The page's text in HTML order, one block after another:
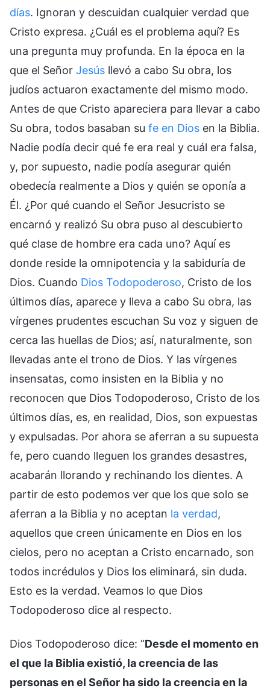
días. Ignoran y descuidan cualquier verdad que
Cristo expresa. ¿Cuál es el problema aquí? Es
una pregunta muy profunda. En la época en la
que el Señor Jesús llevó a cabo Su obra, los
judíos actuaron exactamente del mismo modo.
Antes de que Cristo apareciera para llevar a cabo
Su obra, todos basaban su fe en Dios en la Biblia.
Nadie podía decir qué fe era real y cuál era falsa,
y, por supuesto, nadie podía asegurar quién
obedecía realmente a Dios y quién se oponía a
Él. ¿Por qué cuando el Señor Jesucristo se
encarnó y realizó Su obra puso al descubierto
qué clase de hombre era cada uno? Aquí es
donde reside la omnipotencia y la sabiduría de
Dios. Cuando Dios Todopoderoso, Cristo de los
últimos días, aparece y lleva a cabo Su obra, las
vírgenes prudentes escuchan Su voz y siguen de
cerca las huellas de Dios; así, naturalmente, son
llevadas ante el trono de Dios. Y las vírgenes
insensatas, como insisten en la Biblia y no
reconocen que Dios Todopoderoso, Cristo de los
últimos días, es, en realidad, Dios, son expuestas
y expulsadas. Por ahora se aferran a su supuesta
fe, pero cuando lleguen los grandes desastres,
acabarán llorando y rechinando los dientes. A
partir de esto podemos ver que los que solo se
aferran a la Biblia y no aceptan la verdad,
aquellos que creen únicamente en Dios en los
cielos, pero no aceptan a Cristo encarnado, son
todos incrédulos y Dios los eliminará, sin duda.
Esto es la verdad. Veamos lo que Dios
Todopoderoso dice al respecto.
Dios Todopoderoso dice: “Desde el momento en
el que la Biblia existió, la creencia de las
personas en el Señor ha sido la creencia en la